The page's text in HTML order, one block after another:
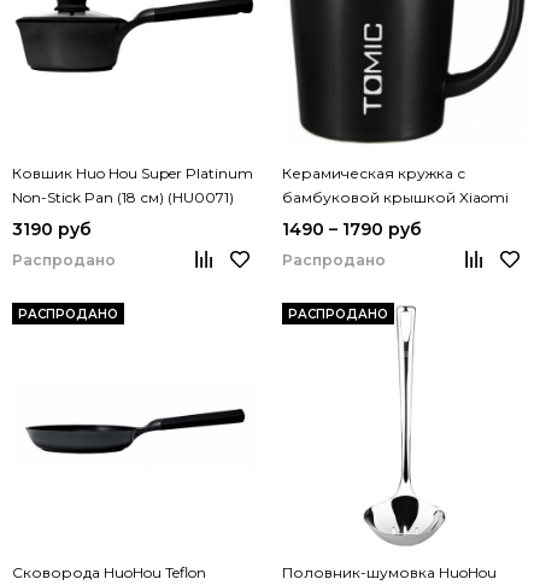
Ковшик Huo Hou Super Platinum
Non-Stick Pan (18 см) (HU0071)
3190 руб
Распродано
Керамическая кружка с
бамбуковой крышкой Xiaomi
TomicCeramic Cup With Bamboo
Cover (TC1316U)
1490 – 1790 руб
Распродано
РАСПРОДАНО
Сковорода HuoHou Teflon
РАСПРОДАНО
Половник-шумовка HuoHou